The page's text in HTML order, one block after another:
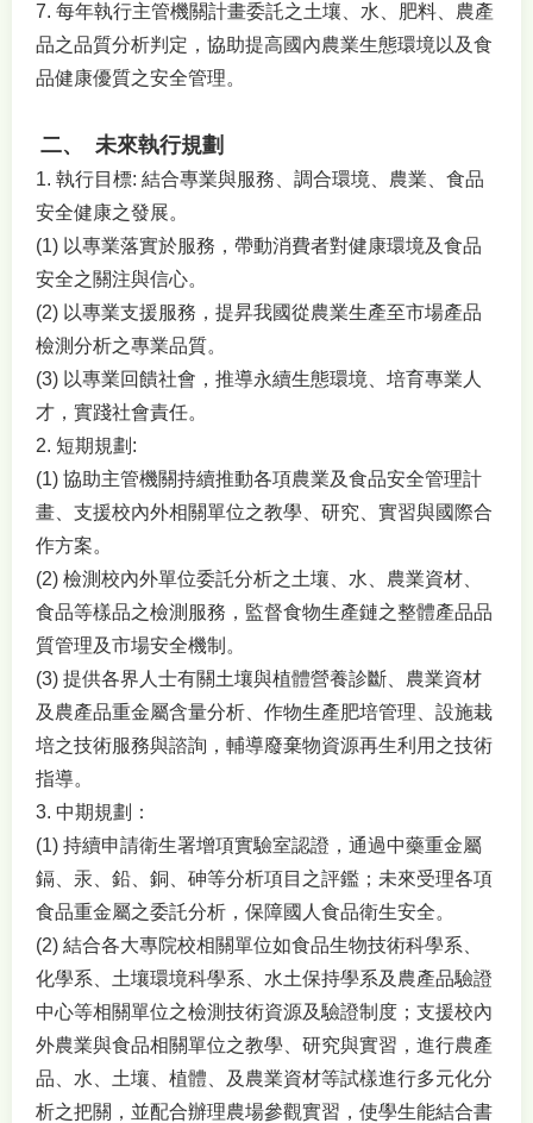
7. 每年執行主管機關計畫委託之土壤、水、肥料、農產
品之品質分析判定，協助提高國內農業生態環境以及食
品健康優質之安全管理。
二、 未來執行規劃
1. 執行目標: 結合專業與服務、調合環境、農業、食品
安全健康之發展。
(1) 以專業落實於服務，帶動消費者對健康環境及食品
安全之關注與信心。
(2) 以專業支援服務，提昇我國從農業生產至市場產品
檢測分析之專業品質。
(3) 以專業回饋社會，推導永續生態環境、培育專業人
才，實踐社會責任。
2. 短期規劃:
(1) 協助主管機關持續推動各項農業及食品安全管理計
畫、支援校內外相關單位之教學、研究、實習與國際合
作方案。
(2) 檢測校內外單位委託分析之土壤、水、農業資材、
食品等樣品之檢測服務，監督食物生產鏈之整體產品品
質管理及市場安全機制。
(3) 提供各界人士有關土壤與植體營養診斷、農業資材
及農產品重金屬含量分析、作物生產肥培管理、設施栽
培之技術服務與諮詢，輔導廢棄物資源再生利用之技術
指導。
3. 中期規劃：
(1) 持續申請衛生署增項實驗室認證，通過中藥重金屬
鎘、汞、鉛、銅、砷等分析項目之評鑑；未來受理各項
食品重金屬之委託分析，保障國人食品衛生安全。
(2) 結合各大專院校相關單位如食品生物技術科學系、
化學系、土壤環境科學系、水土保持學系及農產品驗證
中心等相關單位之檢測技術資源及驗證制度；支援校內
外農業與食品相關單位之教學、研究與實習，進行農產
品、水、土壤、植體、及農業資材等試樣進行多元化分
析之把關，並配合辦理農場參觀實習，使學生能結合書